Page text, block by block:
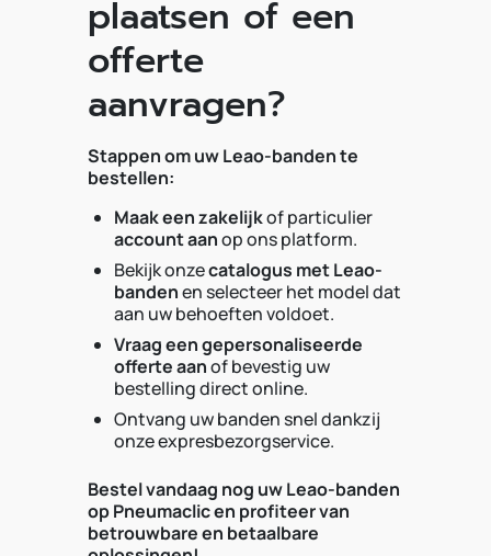
plaatsen of een
offerte
aanvragen?
Stappen om uw Leao-banden te
bestellen:
Maak een zakelijkof particulier
account aanop ons platform.
Bekijk onzecatalogus met Leao-
bandenen selecteer het model dat
aan uw behoeften voldoet.
Vraag een gepersonaliseerde
offerte aanof bevestig uw
bestelling direct online.
Ontvang uw banden snel dankzij
onze expresbezorgservice.
Bestel vandaag nog uw Leao-banden
op Pneumaclic en profiteer van
betrouwbare en betaalbare